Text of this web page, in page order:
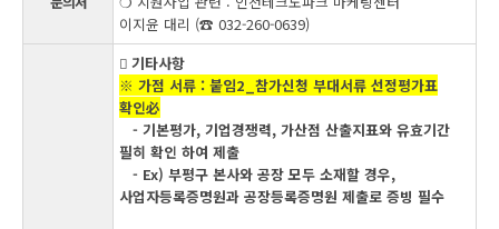
이지윤 대리 (☎ 032-260-0639)
󰏚 기타사항
※ 가점 서류 : 붙임2_참가신청 부대서류 선정평가표
확인必
- 기본평가, 기업경쟁력, 가산점 산출지표와 유효기간
필히 확인 하여 제출
- Ex) 부평구 본사와 공장 모두 소재할 경우,
사업자등록증명원과 공장등록증명원 제출로 증빙 필수